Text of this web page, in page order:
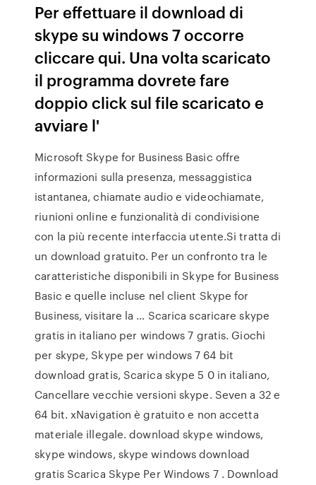
Per effettuare il download di
skype su windows 7 occorre
cliccare qui. Una volta scaricato
il programma dovrete fare
doppio click sul file scaricato e
avviare l'
Microsoft Skype for Business Basic offre
informazioni sulla presenza, messaggistica
istantanea, chiamate audio e videochiamate,
riunioni online e funzionalità di condivisione
con la più recente interfaccia utente.Si tratta di
un download gratuito. Per un confronto tra le
caratteristiche disponibili in Skype for Business
Basic e quelle incluse nel client Skype for
Business, visitare la … Scarica scaricare skype
gratis in italiano per windows 7 gratis. Giochi
per skype, Skype per windows 7 64 bit
download gratis, Scarica skype 5 0 in italiano,
Cancellare vecchie versioni skype. Seven a 32 e
64 bit. xNavigation è gratuito e non accetta
materiale illegale. download skype windows,
skype windows, skype windows download
gratis Scarica Skype Per Windows 7 . Download